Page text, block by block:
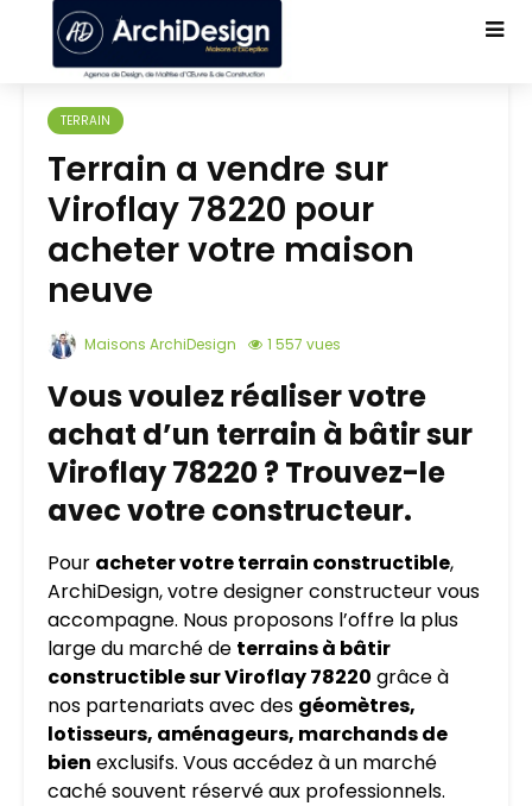
TERRAIN
Terrain a vendre sur
Viroflay 78220 pour
acheter votre maison
neuve
Maisons ArchiDesign 1 557 vues
Vous voulez réaliser votre
achat d’un terrain à bâtir sur
Viroflay 78220 ? Trouvez-le
avec votre constructeur.
Pour acheter votre terrain constructible,
ArchiDesign, votre designer constructeur vous
accompagne. Nous proposons l’offre la plus
large du marché de terrains à bâtir
constructible sur Viroflay 78220 grâce à
nos partenariats avec des géomètres,
lotisseurs, aménageurs, marchands de
bien exclusifs. Vous accédez à un marché
caché souvent réservé aux professionnels.